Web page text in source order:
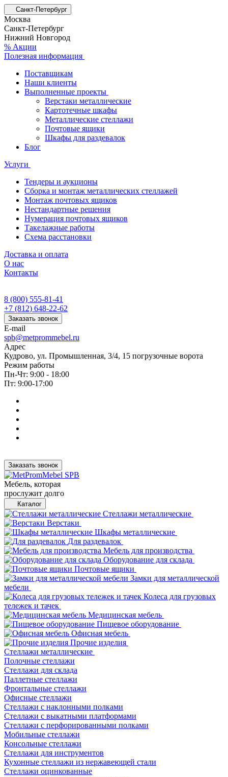
Санкт-Петербург
Москва
Санкт-Петербург
Нижний Новгород
% Акции
Полезная информация
Поставщикам
Наши клиенты
Выполненные проекты
Верстаки металлические
Картотечные шкафы
Металлические стеллажи
Почтовые ящики
Шкафы для раздевалок
Блог
Услуги
Тендеры и аукционы
Сборка и монтаж металлических стеллажей
Монтаж почтовых ящиков
Нестандартные решения
Нумерация почтовых ящиков
Такелажные работы
Схема расстановки
Доставка и оплата
О нас
Контакты
8 (800) 555-81-41
+7 (812) 648-22-62
Заказать звонок
E-mail
spb@metprommebel.ru
Адрес
Кудрово, ул. Промышленная, 3/4, 15 погрузочные ворота
Режим работы
Пн-Чт: 9:00 - 18:00
Пт: 9:00-17:00
Заказать звонок
Мебель, которая
прослужит долго
Каталог
Стеллажи металлические
Верстаки
Шкафы металлические
Для раздевалок
Мебель для производства
Оборудование для склада
Почтовые ящики
Замки для металлической
мебели
Колеса для грузовых
тележек и тачек
Медицинская мебель
Пищевое оборудование
Офисная мебель
Прочие изделия
Стеллажи металлические
Полочные стеллажи
Стеллажи для склада
Паллетные стеллажи
Фронтальные стеллажи
Офисные стеллажи
Стеллажи с наклонными полками
Стеллажи с выкатными платформами
Стеллажи с перфорированными полками
Мобильные стеллажи
Консольные стеллажи
Стеллажи для инструментов
Кухонные стеллажи из нержавеющей стали
Стеллажи оцинкованные